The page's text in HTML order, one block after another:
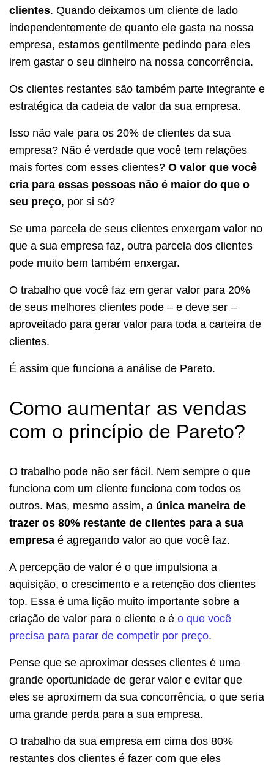
clientes. Quando deixamos um cliente de lado
independentemente de quanto ele gasta na nossa
empresa, estamos gentilmente pedindo para eles
irem gastar o seu dinheiro na nossa concorrência.
Os clientes restantes são também parte integrante e
estratégica da cadeia de valor da sua empresa.
Isso não vale para os 20% de clientes da sua
empresa? Não é verdade que você tem relações
mais fortes com esses clientes? O valor que você
cria para essas pessoas não é maior do que o
seu preço, por si só?
Se uma parcela de seus clientes enxergam valor no
que a sua empresa faz, outra parcela dos clientes
pode muito bem também enxergar.
O trabalho que você faz em gerar valor para 20%
de seus melhores clientes pode – e deve ser –
aproveitado para gerar valor para toda a carteira de
clientes.
É assim que funciona a análise de Pareto.
Como aumentar as vendas
com o princípio de Pareto?
O trabalho pode não ser fácil. Nem sempre o que
funciona com um cliente funciona com todos os
outros. Mas, mesmo assim, a única maneira de
trazer os 80% restante de clientes para a sua
empresa é agregando valor ao que você faz.
A percepção de valor é o que impulsiona a
aquisição, o crescimento e a retenção dos clientes
top. Essa é uma lição muito importante sobre a
criação de valor para o cliente e é o que você
precisa para parar de competir por preço.
Pense que se aproximar desses clientes é uma
grande oportunidade de gerar valor e evitar que
eles se aproximem da sua concorrência, o que seria
uma grande perda para a sua empresa.
O trabalho da sua empresa em cima dos 80%
restantes dos clientes é fazer com que eles